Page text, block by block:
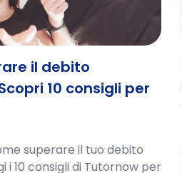
il debito
10 consigli per
superare il tuo debito
i 10 consigli di Tutornow per